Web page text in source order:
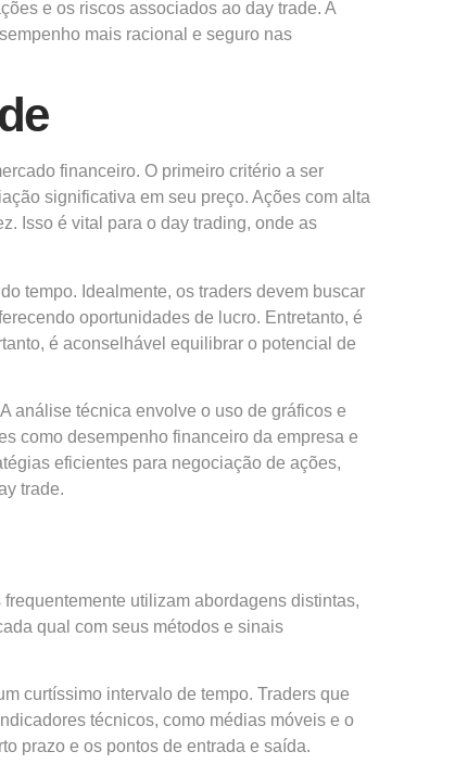
e os riscos associados ao day trade. A
mais racional e seguro nas
financeiro. O primeiro critério a ser
significativa em seu preço. Ações com alta
Isso é vital para o day trading, onde as
tempo. Idealmente, os traders devem buscar
oportunidades de lucro. Entretanto, é
é aconselhável equilibrar o potencial de
análise técnica envolve o uso de gráficos e
como desempenho financeiro da empresa e
eficientes para negociação de ações,
trade.
utilizam abordagens distintas,
qual com seus métodos e sinais
curtíssimo intervalo de tempo. Traders que
técnicos, como médias móveis e o
prazo e os pontos de entrada e saída.